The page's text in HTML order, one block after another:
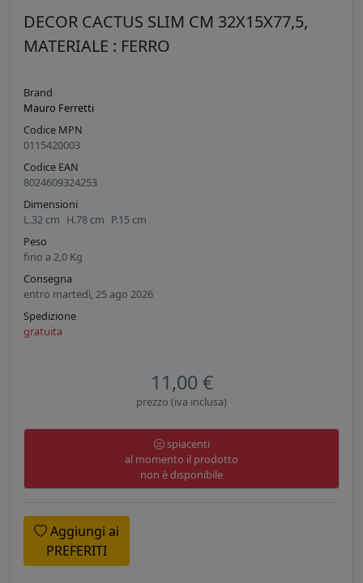
DECOR CACTUS SLIM CM 32X15X77,5,
MATERIALE : FERRO
Brand
Mauro Ferretti
Codice MPN
0115420003
Codice EAN
8024609324253
Dimensioni
L.32 cm H.78 cm P.15 cm
Peso
fino a 2,0 Kg
Consegna
entro martedì, 25 ago 2026
Spedizione
gratuita
11,00 €
prezzo (iva inclusa)
spiacenti
al momento il prodotto
non è disponibile
Aggiungi ai
PREFERITI